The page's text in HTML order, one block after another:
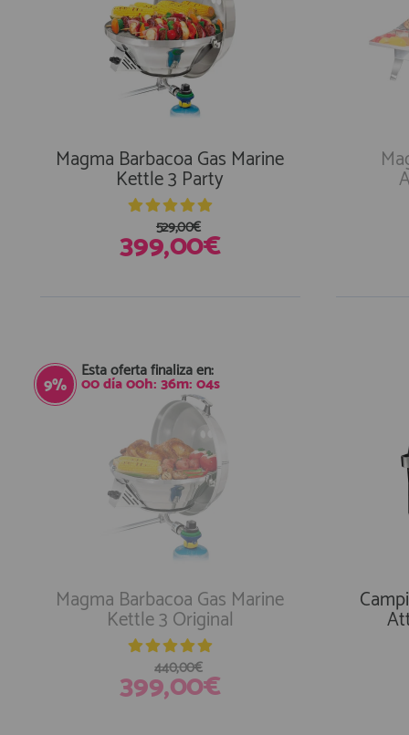
Magma Barbacoa Gas Marine
Kettle 3 Party
399,00€
529,00€
9%
Esta oferta finaliza en:
00día00h:36m:03s
Magma Barbacoa Gas Marine
Kettle 3 Original
399,00€
440,00€